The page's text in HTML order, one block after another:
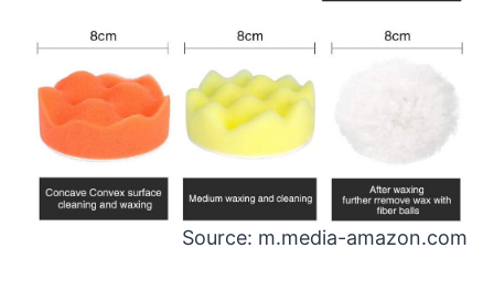
Source: m.media-amazon.com